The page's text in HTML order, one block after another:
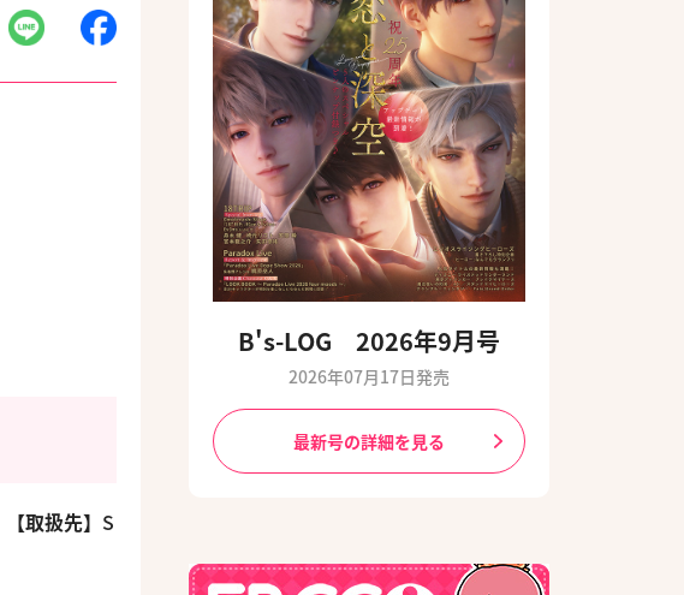
【取扱先】 S
B's-LOG 2026年9月号
2026年07月17日発売
最新号の詳細を見る